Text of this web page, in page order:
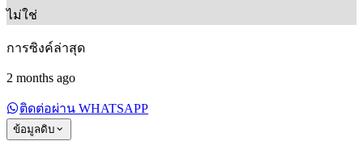
ไม่ใช่
การซิงค์ล่าสุด
2 months ago
ติดต่อผ่าน WHATSAPP
ข้อมูลดิบ